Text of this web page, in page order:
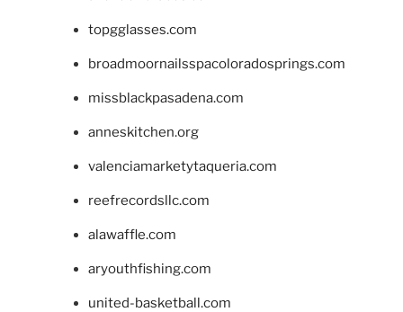
topgglasses.com
broadmoornailsspacoloradosprings.com
missblackpasadena.com
anneskitchen.org
valenciamarketytaqueria.com
reefrecordsllc.com
alawaffle.com
aryouthfishing.com
united-basketball.com